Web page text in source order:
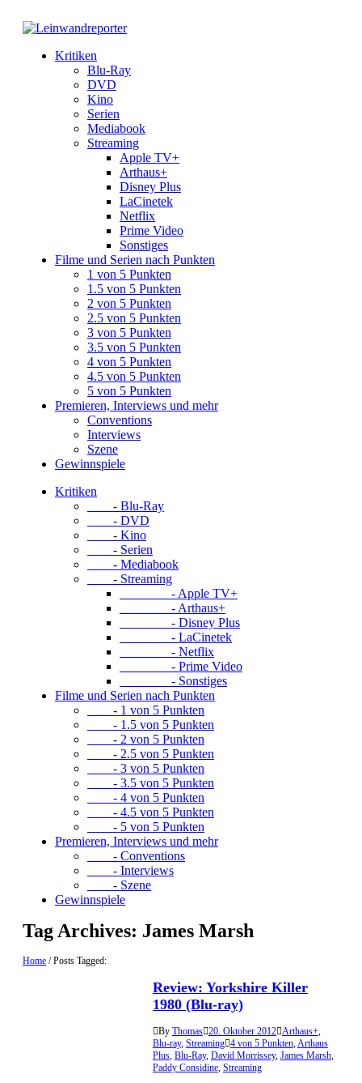
Kritiken
Blu-Ray
DVD
Kino
Serien
Mediabook
Streaming
Apple TV+
Arthaus+
Disney Plus
LaCinetek
Netflix
Prime Video
Sonstiges
Filme und Serien nach Punkten
1 von 5 Punkten
1.5 von 5 Punkten
2 von 5 Punkten
2.5 von 5 Punkten
3 von 5 Punkten
3.5 von 5 Punkten
4 von 5 Punkten
4.5 von 5 Punkten
5 von 5 Punkten
Premieren, Interviews und mehr
Conventions
Interviews
Szene
Gewinnspiele
Kritiken
- Blu-Ray
- DVD
- Kino
- Serien
- Mediabook
- Streaming
- Apple TV+
- Arthaus+
- Disney Plus
- LaCinetek
- Netflix
- Prime Video
- Sonstiges
Filme und Serien nach Punkten
- 1 von 5 Punkten
- 1.5 von 5 Punkten
- 2 von 5 Punkten
- 2.5 von 5 Punkten
- 3 von 5 Punkten
- 3.5 von 5 Punkten
- 4 von 5 Punkten
- 4.5 von 5 Punkten
- 5 von 5 Punkten
Premieren, Interviews und mehr
- Conventions
- Interviews
- Szene
Gewinnspiele
Tag Archives: James Marsh
Home /Posts Tagged:
Review: Yorkshire Killer
1980 (Blu-ray)
By Thomas 20. Oktober 2012 Arthaus+,
Blu-ray, Streaming 4 von 5 Punkten,Arthaus
Plus, Blu-Ray, David Morrissey, James Marsh,
Paddy Considine, Streaming